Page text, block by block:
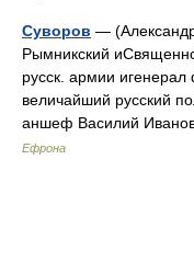
Суворов —
Рымникский
русск. армии
величайший русский
аншеф Василий
Ефрона